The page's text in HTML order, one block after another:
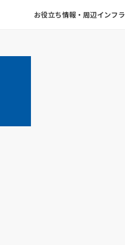
お役立ち情報・周辺インフラ